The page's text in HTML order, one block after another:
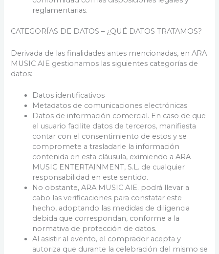
reglamentarias.
CATEGORÍAS DE DATOS – ¿QUÉ DATOS TRATAMOS?
Derivada de las finalidades antes mencionadas, en ARA
MUSIC AIE gestionamos las siguientes categorías de
datos:
Datos identificativos
Metadatos de comunicaciones electrónicas
Datos de información comercial. En caso de que
el usuario facilite datos de terceros, manifiesta
contar con el consentimiento de estos y se
compromete a trasladarle la información
contenida en esta cláusula, eximiendo a ARA
MUSIC ENTERTAINMENT, S.L. de cualquier
responsabilidad en este sentido.
No obstante, ARA MUSIC AIE. podrá llevar a
cabo las verificaciones para constatar este
hecho, adoptando las medidas de diligencia
debida que correspondan, conforme a la
normativa de protección de datos.
Al asistir al evento, el comprador acepta y
autoriza que durante la celebración del mismo se